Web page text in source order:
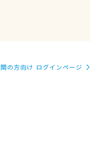
の方向け ログインページ